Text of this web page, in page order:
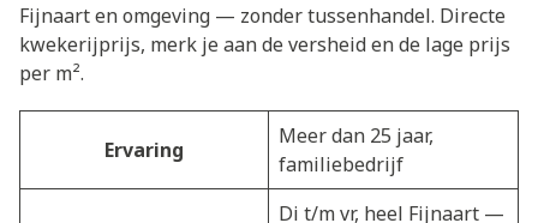
Fijnaart en omgeving — zonder tussenhandel. Directe
kwekerijprijs, merk je aan de versheid en de lage prijs
per m².
Ervaring
Meer dan 25 jaar,
familiebedrijf
Di t/m vr, heel Fijnaart —